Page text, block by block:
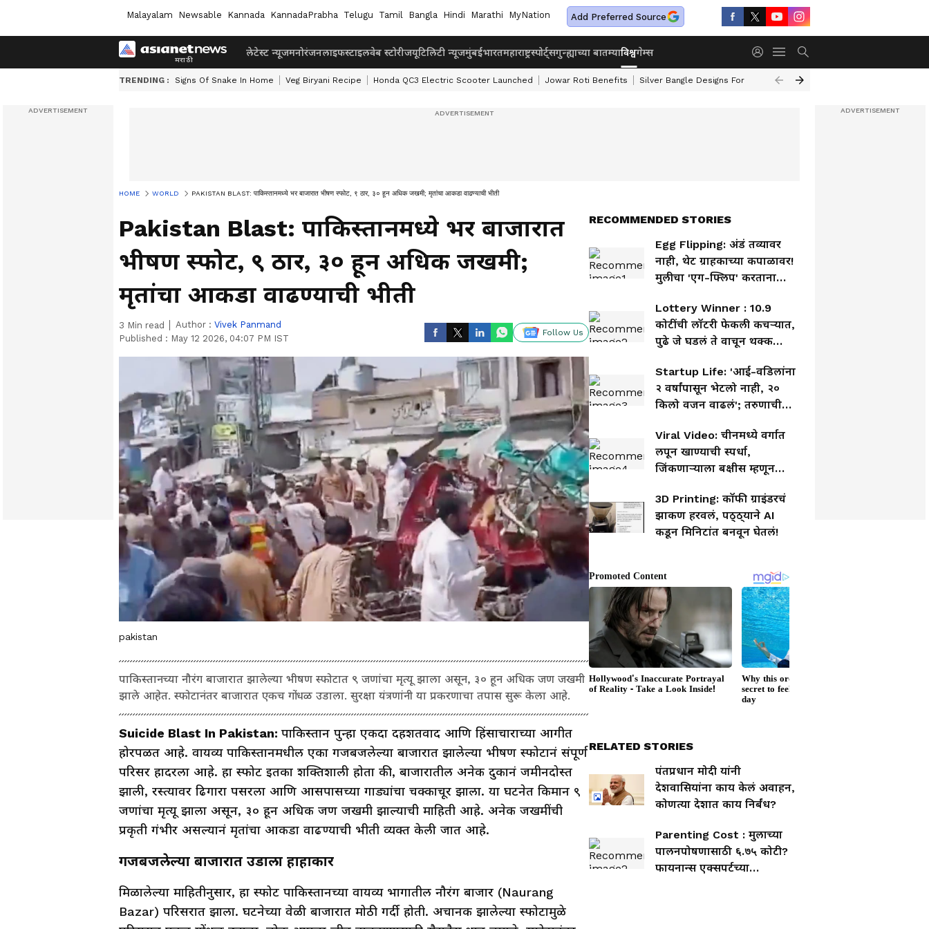
Malayalam Newsable Kannada KannadaPrabha Telugu Tamil Bangla Hindi Marathi MyNation Add Preferred Source
लेटेस्ट न्यूजमनोरंजनलाइफस्टाइलवेब स्टोरीजयूटिलिटी न्यूजमुंबईभारतमहाराष्ट्रस्पोर्ट्सगुन्ह्याच्या बातम्याविश्वगेम्स
TRENDING : Signs Of Snake In Home Veg Biryani Recipe Honda QC3 Electric Scooter Launched Jowar Roti Benefits Silver Bangle Designs For Wife Top 10 Safest Cars In India
HOME WORLD PAKISTAN BLAST: पाकिस्तानमध्ये भर बाजारात भीषण स्फोट, ९ ठार, ३० हून अधिक जखमी; मृतांचा आकडा वाढण्याची भीती
Pakistan Blast: पाकिस्तानमध्ये भर बाजारात
भीषण स्फोट, ९ ठार, ३० हून अधिक जखमी;
मृतांचा आकडा वाढण्याची भीती
3 Min read Author : Vivek Panmand
Published : May 12 2026, 04:07 PM IST
Follow Us
pakistan
पाकिस्तानच्या नौरंग बाजारात झालेल्या भीषण स्फोटात ९ जणांचा मृत्यू झाला असून, ३० हून अधिक जण जखमी
झाले आहेत. स्फोटानंतर बाजारात एकच गोंधळ उडाला. सुरक्षा यंत्रणांनी या प्रकरणाचा तपास सुरू केला आहे.
Suicide Blast In Pakistan: पाकिस्तान पुन्हा एकदा दहशतवाद आणि हिंसाचाराच्या आगीत
होरपळत आहे. वायव्य पाकिस्तानमधील एका गजबजलेल्या बाजारात झालेल्या भीषण स्फोटानं संपूर्ण
परिसर हादरला आहे. हा स्फोट इतका शक्तिशाली होता की, बाजारातील अनेक दुकानं जमीनदोस्त
झाली, रस्त्यावर ढिगारा पसरला आणि आसपासच्या गाड्यांचा चक्काचूर झाला. या घटनेत किमान ९
जणांचा मृत्यू झाला असून, ३० हून अधिक जण जखमी झाल्याची माहिती आहे. अनेक जखमींची
प्रकृती गंभीर असल्यानं मृतांचा आकडा वाढण्याची भीती व्यक्त केली जात आहे.
गजबजलेल्या बाजारात उडाला हाहाकार
मिळालेल्या माहितीनुसार, हा स्फोट पाकिस्तानच्या वायव्य भागातील नौरंग बाजार (Naurang
Bazar) परिसरात झाला. घटनेच्या वेळी बाजारात मोठी गर्दी होती. अचानक झालेल्या स्फोटामुळे
RECOMMENDED STORIES
Egg Flipping: अंडं तव्यावर
नाही, थेट ग्राहकाच्या कपाळावर!
मुलीचा 'एग-फ्लिप' करतानाचा
Lottery Winner : 10.9
कोटींची लॉटरी फेकली कचऱ्यात,
पुढे जे घडलं ते वाचून थक्क
Startup Life: 'आई-वडिलांना
२ वर्षांपासून भेटलो नाही, २०
किलो वजन वाढलं'; तरुणाची
Viral Video: चीनमध्ये वर्गात
लपून खाण्याची स्पर्धा,
जिंकणाऱ्याला बक्षीस म्हणून
3D Printing: कॉफी ग्राइंडरचं
झाकण हरवलं, पठ्ठ्याने AI
कडून मिनिटांत बनवून घेतलं!
RELATED STORIES
पंतप्रधान मोदी यांनी
देशवासियांना काय केलं अवाहन,
कोणत्या देशात काय निर्बंध?
Parenting Cost : मुलाच्या
पालनपोषणासाठी ६.७५ कोटी?
फायनान्स एक्सपर्टच्या